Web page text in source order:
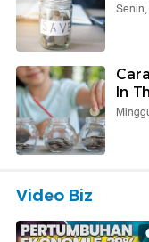
In
Video Biz